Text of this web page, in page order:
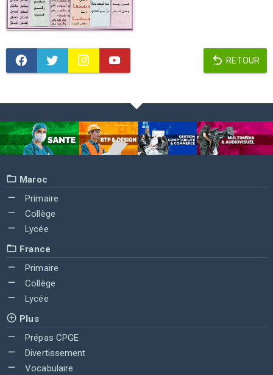
RETOUR
Maroc
Primaire
Collège
Lycée
France
Primaire
Collège
Lycée
Plus
Prépas CPGE
Divertissement
Vocabulaire